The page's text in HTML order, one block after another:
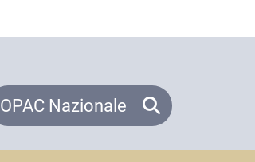
OPAC Nazionale